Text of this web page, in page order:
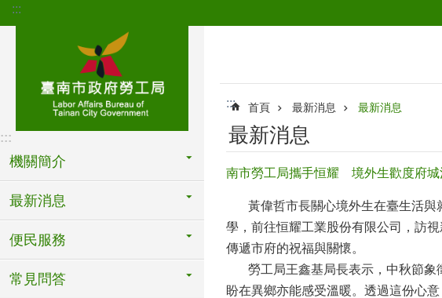
跳到主要內容區塊
:::
:::
機關簡介
最新消息
便民服務
常見問答
::: 首頁 最新消息 最新消息
最新消息
南市勞工局攜手恒耀 境外生歡度府城
黃偉哲市長關心境外生在臺生活與
學，前往恒耀工業股份有限公司，訪
傳遞市府的祝福與關懷。
勞工局王鑫基局長表示，中秋節象
盼在異鄉亦能感受溫暖。透過這份心